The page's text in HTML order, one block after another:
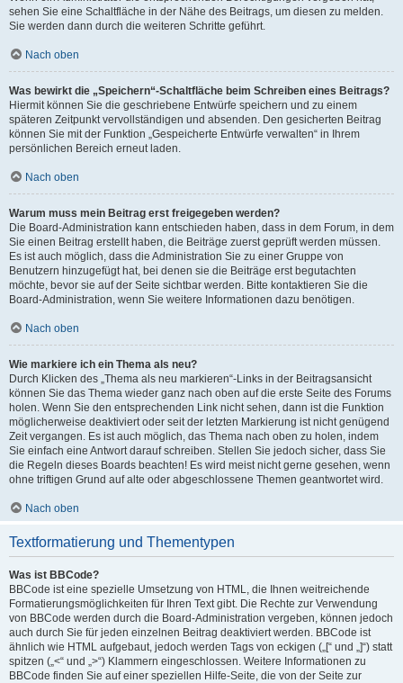
sehen Sie eine Schaltfläche in der Nähe des Beitrags, um diesen zu melden.
Sie werden dann durch die weiteren Schritte geführt.
Nach oben
Was bewirkt die „Speichern“-Schaltfläche beim Schreiben eines Beitrags?
Hiermit können Sie die geschriebene Entwürfe speichern und zu einem
späteren Zeitpunkt vervollständigen und absenden. Den gesicherten Beitrag
können Sie mit der Funktion „Gespeicherte Entwürfe verwalten“ in Ihrem
persönlichen Bereich erneut laden.
Nach oben
Warum muss mein Beitrag erst freigegeben werden?
Die Board-Administration kann entschieden haben, dass in dem Forum, in dem
Sie einen Beitrag erstellt haben, die Beiträge zuerst geprüft werden müssen.
Es ist auch möglich, dass die Administration Sie zu einer Gruppe von
Benutzern hinzugefügt hat, bei denen sie die Beiträge erst begutachten
möchte, bevor sie auf der Seite sichtbar werden. Bitte kontaktieren Sie die
Board-Administration, wenn Sie weitere Informationen dazu benötigen.
Nach oben
Wie markiere ich ein Thema als neu?
Durch Klicken des „Thema als neu markieren“-Links in der Beitragsansicht
können Sie das Thema wieder ganz nach oben auf die erste Seite des Forums
holen. Wenn Sie den entsprechenden Link nicht sehen, dann ist die Funktion
möglicherweise deaktiviert oder seit der letzten Markierung ist nicht genügend
Zeit vergangen. Es ist auch möglich, das Thema nach oben zu holen, indem
Sie einfach eine Antwort darauf schreiben. Stellen Sie jedoch sicher, dass Sie
die Regeln dieses Boards beachten! Es wird meist nicht gerne gesehen, wenn
ohne triftigen Grund auf alte oder abgeschlossene Themen geantwortet wird.
Nach oben
Textformatierung und Thementypen
Was ist BBCode?
BBCode ist eine spezielle Umsetzung von HTML, die Ihnen weitreichende
Formatierungsmöglichkeiten für Ihren Text gibt. Die Rechte zur Verwendung
von BBCode werden durch die Board-Administration vergeben, können jedoch
auch durch Sie für jeden einzelnen Beitrag deaktiviert werden. BBCode ist
ähnlich wie HTML aufgebaut, jedoch werden Tags von eckigen („[“ und „]“) statt
spitzen („<“ und „>“) Klammern eingeschlossen. Weitere Informationen zu
BBCode finden Sie auf einer speziellen Hilfe-Seite, die von der Seite zur